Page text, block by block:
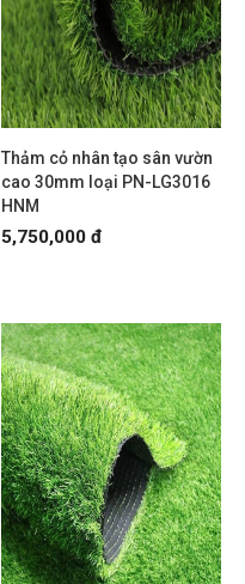
Thảm cỏ nhân tạo sân vườn
cao 30mm loại PN-LG3016
HNM
5,750,000 đ